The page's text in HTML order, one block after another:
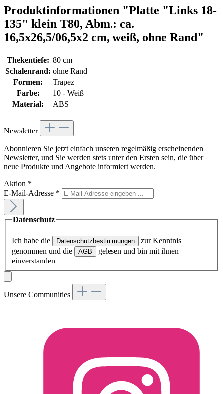
Produktinformationen "Platte "Links 18-
135" klein T80, Abm.: ca.
16,5x26,5/06,5x2 cm, weiß, ohne Rand"
Thekentiefe: 80 cm
Schalenrand: ohne Rand
Formen:
Trapez
Farbe:
10 - Weiß
Material:
ABS
Newsletter
Abonnieren Sie jetzt einfach unseren regelmäßig erscheinenden
Newsletter, und Sie werden stets unter den Ersten sein, die über
neue Produkte und Angebote informiert werden.
Aktion *
E-Mail-Adresse *
Datenschutz
Ich habe die Datenschutzbestimmungen
zur Kenntnis
genommen und die
AGB
gelesen und bin mit ihnen
einverstanden.
Unsere Communities